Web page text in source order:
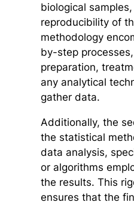
biological
reproducibility of
methodology
by-step
preparation,
any analytical
gather data.
Additionally, the
the statistical
data analysis,
or algorithms
the results. This
ensures that the